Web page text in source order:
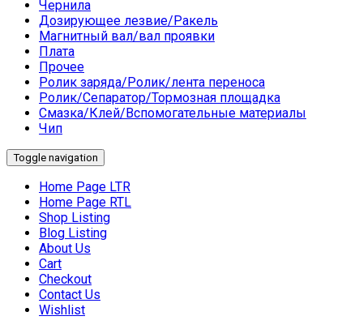
Чернила
Дозирующее лезвие/Ракель
Магнитный вал/вал проявки
Плата
Прочее
Ролик заряда/Ролик/лента переноса
Ролик/Сепаратор/Тормозная площадка
Смазка/Клей/Вспомогательные материалы
Чип
Toggle navigation
Home Page LTR
Home Page RTL
Shop Listing
Blog Listing
About Us
Cart
Checkout
Contact Us
Wishlist